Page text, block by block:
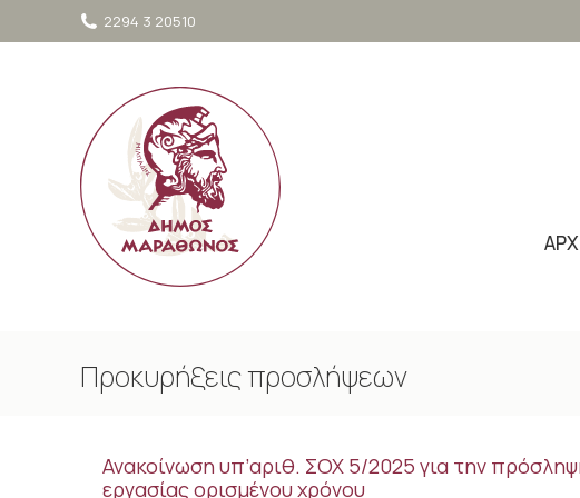
περιεχόμενο2294 3 20510
Προκυρήξεις προσλήψεων
Ανακοίνωση υπ’αριθ. ΣΟΧ 5/2025 για την
εργασίας ορισμένου χρόνου